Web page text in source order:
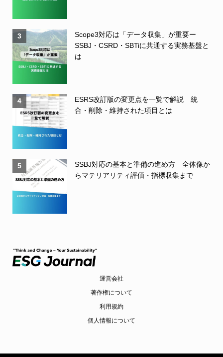
3
Scope3対応は「データ収集」が重要ー
SSBJ・CSRD・SBTiに共通する実務基盤と
は
4
ESRS改訂版の変更点を一覧で解説 統
合・削除・維持された項目とは
5
SSBJ対応の基本と準備の進め方 全体像か
らマテリアリティ評価・指標収集まで
運営会社
著作権について
利用規約
個人情報について